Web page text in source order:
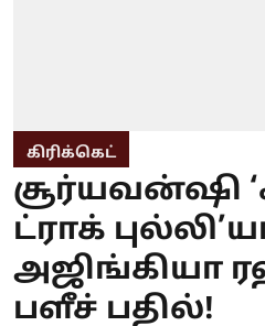
கிரிக்கெட்
சூர்யவன்ஷி
ட்ராக்
அஜிங்கியா
பளீச் பதில்!